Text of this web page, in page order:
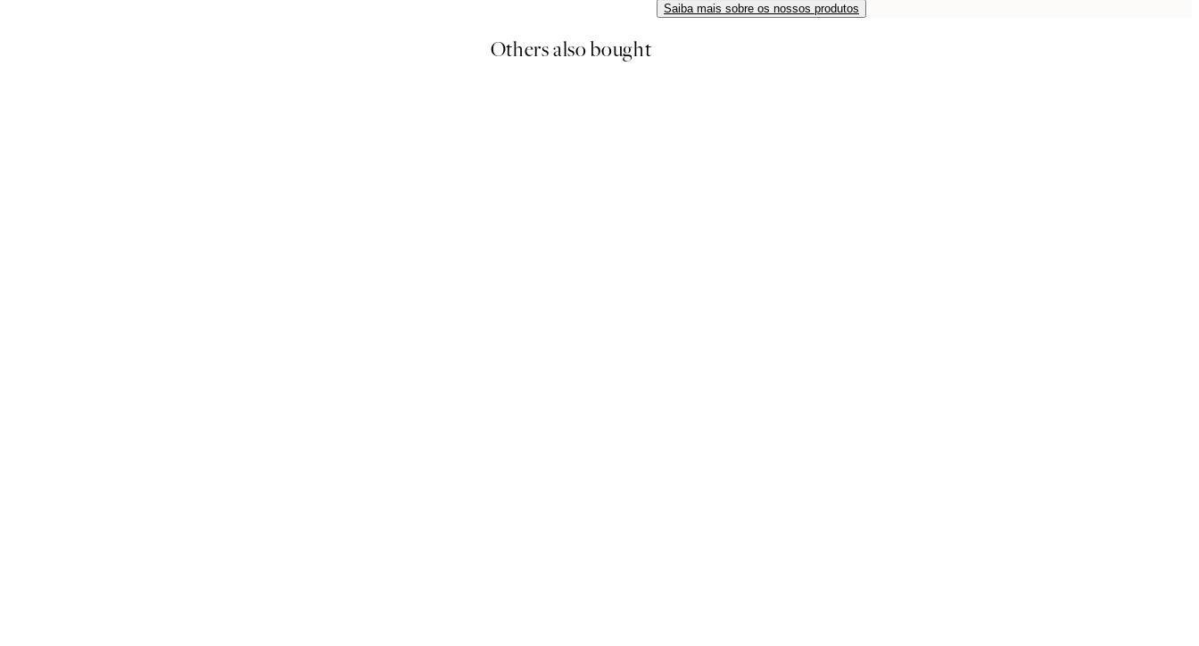
Saiba mais sobre os nossos produtos
Others also bought